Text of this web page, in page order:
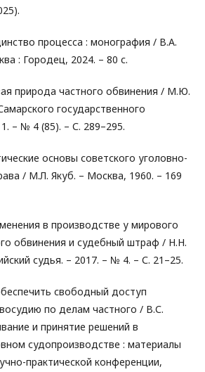
процесса : монография / В.А.
: Городец, 2024. – 80 с.
природа частного обвинения / М.Ю.
государственного
– № 4 (85). – С. 289–295.
основы советского уголовно-
/ М.Л. Якуб. – Москва, 1960. – 169
в производстве у мирового
обвинения и судебный штраф / Н.Н.
судья. – 2017. – № 4. – С. 21–25.
свободный доступ
по делам частного / В.С.
и принятие решений в
судопроизводстве : материалы
практической конференции,